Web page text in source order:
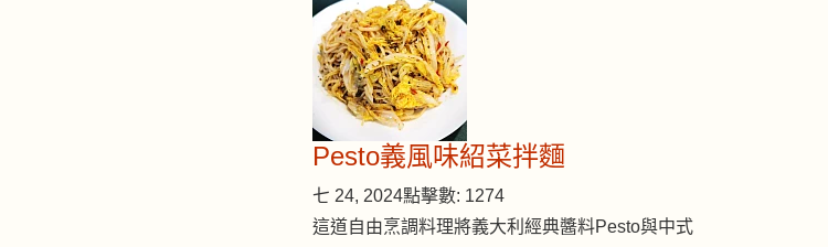
Pesto義風味紹菜拌麵
七 24, 2024點擊數: 1274
這道自由烹調料理將義大利經典醬料Pesto與中式